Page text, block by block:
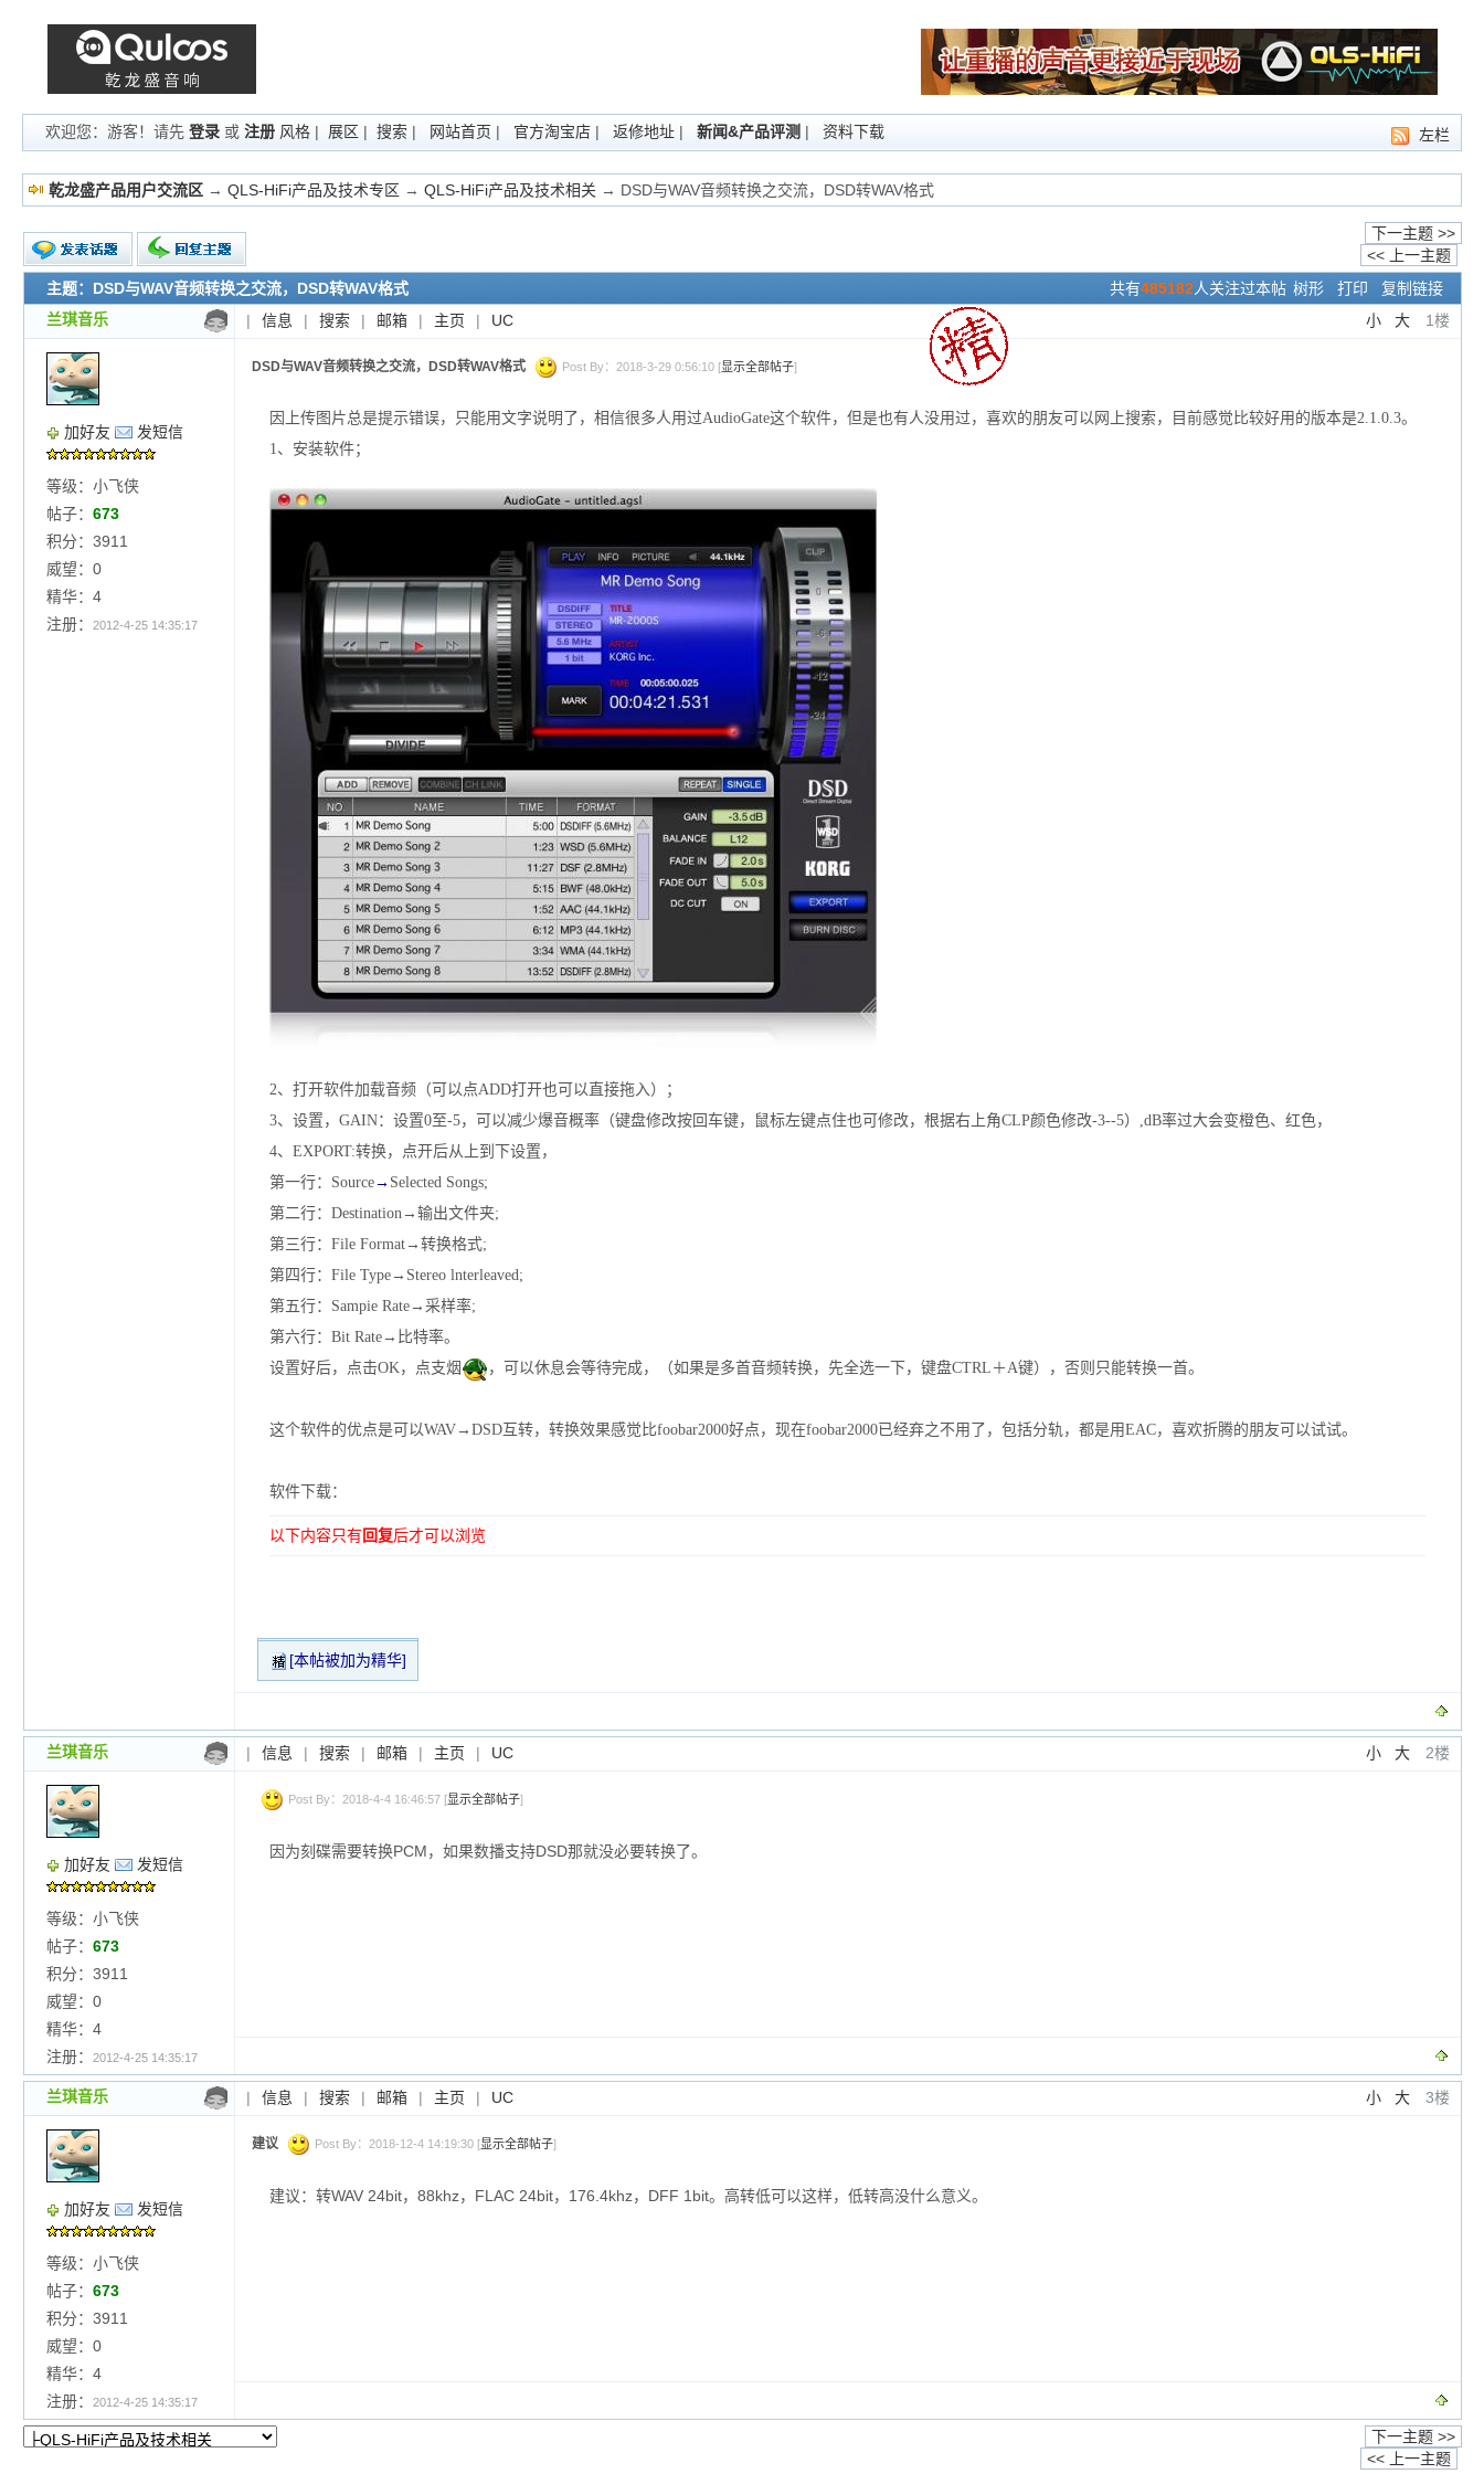
左栏
欢迎您：游客！请先登录 或注册 风格 | 展区 |搜索 | 网站首页 | 官方淘宝店 | 返修地址 | 新闻&产品评测 | 资料下载
乾龙盛产品用户交流区 →QLS-HiFi产品及技术专区 →QLS-HiFi产品及技术相关 → DSD与WAV音频转换之交流，DSD转WAV格式
新的主题
投票帖
交易帖
小字报
下一主题 >>
<< 上一主题
共有485182人关注过本帖 树形 打印 复制链接
主题：DSD与WAV音频转换之交流，DSD转WAV格式
兰琪音乐 小 大 1楼
| 信息 | 搜索 | 邮箱 | 主页 | UC
加好友 发短信
等级：小飞侠
帖子： 673
积分：3911
威望：0
精华：4
注册：
2012-4-25 14:35:17
DSD与WAV音频转换之交流，DSD转WAV格式 Post By：2018-3-29 0:56:10 [显示全部帖子]
因上传图片总是提示错误，只能用文字说明了，相信很多人用过AudioGate这个软件，但是也有人没用过，喜欢的朋友可以网上搜索，目前感觉比较好用的版本是2.1.0.3。
1、安装软件；
2、打开软件加载音频（可以点ADD打开也可以直接拖入）；
3、设置，GAIN：设置0至-5，可以减少爆音概率（键盘修改按回车键，鼠标左键点住也可修改，根据右上角CLP颜色修改-3--5）,dB率过大会变橙色、红色，
4、EXPORT:转换，点开后从上到下设置，
第一行：Source→ Selected Songs;
第二行：Destination→输出文件夹;
第三行：File Format→转换格式;
第四行：File Type→Stereo lnterleaved;
第五行：Sampie Rate→采样率;
第六行：Bit Rate→比特率。
设置好后，点击OK，点支烟
，可以休息会等待完成，（如果是多首音频转换，先全选一下，键盘CTRL＋A键），否则只能转换一首。
这个软件的优点是可以WAV→DSD互转，转换效果感觉比foobar2000好点，现在foobar2000已经弃之不用了，包括分轨，都是用EAC，喜欢折腾的朋友可以试试。
软件下载：
以下内容只有回复后才可以浏览
[本帖被加为精华]
兰琪音乐 小 大 2楼
| 信息 | 搜索 | 邮箱 | 主页 | UC
加好友 发短信
等级：小飞侠
帖子： 673
积分：3911
威望：0
精华：4
注册：
2012-4-25 14:35:17
Post By：2018-4-4 16:46:57 [显示全部帖子]
因为刻碟需要转换PCM，如果数播支持DSD那就没必要转换了。
兰琪音乐 小 大 3楼
| 信息 | 搜索 | 邮箱 | 主页 | UC
加好友 发短信
等级：小飞侠
帖子： 673
积分：3911
威望：0
精华：4
注册：
2012-4-25 14:35:17
建议 Post By：2018-12-4 14:19:30 [显示全部帖子]
建议：转WAV 24bit，88khz，FLAC 24bit，176.4khz，DFF 1bit。高转低可以这样，低转高没什么意义。
下一主题 >>
<< 上一主题